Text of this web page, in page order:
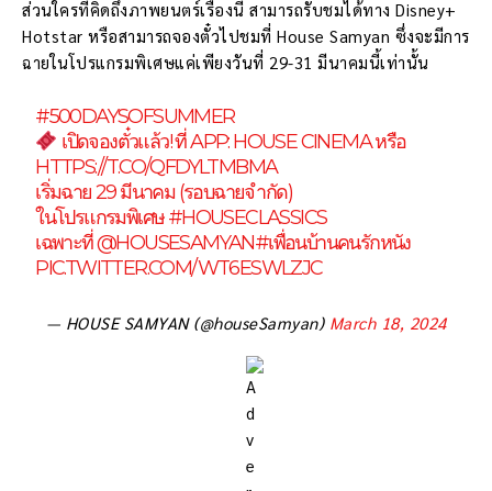
ส่วนใครที่คิดถึงภาพยนตร์เรื่องนี้ สามารถรับชมได้ทาง Disney+
Hotstar หรือสามารถจองตั๋วไปชมที่ House Samyan ซึ่งจะมีการ
ฉายในโปรแกรมพิเศษแค่เพียงวันที่ 29-31 มีนาคมนี้เท่านั้น
#500DAYSOFSUMMER
เปิดจองตั๋วแล้ว! ที่ APP: HOUSE CINEMA หรือ
HTTPS://T.CO/QFDYLTMBMA
เริ่มฉาย 29 มีนาคม (รอบฉายจำกัด)
ในโปรแกรมพิเศษ#HOUSECLASSICS
เฉพาะที่@HOUSESAMYAN#เพื่อนบ้านคนรักหนัง
PIC.TWITTER.COM/WT6ESWLZJC
— HOUSE SAMYAN (@houseSamyan) March 18, 2024